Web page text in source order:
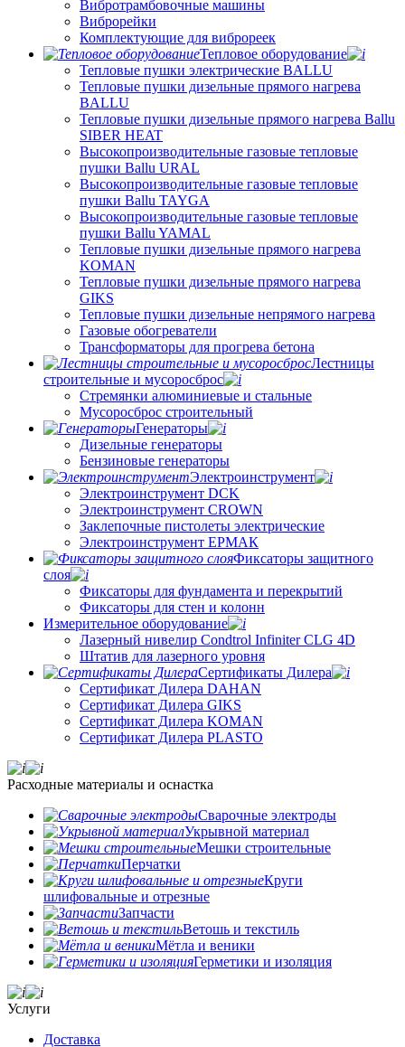
Вибротрамбовочные машины
Виброрейки
Комплектующие для виброреек
Тепловое оборудование
Тепловые пушки электрические BALLU
Тепловые пушки дизельные прямого нагрева
BALLU
Тепловые пушки дизельные прямого нагрева Ballu
SIBER HEAT
Высокопроизводительные газовые тепловые
пушки Ballu URAL
Высокопроизводительные газовые тепловые
пушки Ballu TAYGA
Высокопроизводительные газовые тепловые
пушки Ballu YAMAL
Тепловые пушки дизельные прямого нагрева
KOMAN
Тепловые пушки дизельные прямого нагрева
GIKS
Тепловые пушки дизельные непрямого нагрева
Газовые обогреватели
Трансформаторы для прогрева бетона
Лестницы
строительные и мусоросброс
Стремянки алюминиевые и стальные
Мусоросброс строительный
Генераторы
Дизельные генераторы
Бензиновые генераторы
Электроинструмент
Электроинструмент DCK
Электроинструмент CROWN
Заклепочные пистолеты электрические
Электроинструмент ЕРМАК
Фиксаторы защитного
слоя
Фиксаторы для фундамента и перекрытий
Фиксаторы для стен и колонн
Измерительное оборудование
Лазерный нивелир Condtrol Infiniter CLG 4D
Штатив для лазерного уровня
Сертификаты Дилера
Сертификат Дилера DAHAN
Сертификат Дилера GIKS
Сертификат Дилера KOMAN
Сертификат Дилера PLASTO
Расходные материалы и оснастка
Сварочные электроды
Укрывной материал
Мешки строительные
Перчатки
Круги
шлифовальные и отрезные
Запчасти
Ветошь и текстиль
Мётла и веники
Герметики и изоляция
Услуги
Доставка